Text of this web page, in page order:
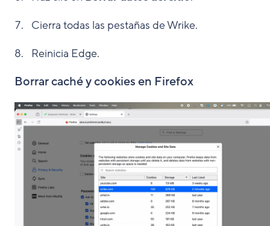
Cierra todas las pestañas de Wrike.
Reinicia Edge.
Borrar caché y cookies en Firefox